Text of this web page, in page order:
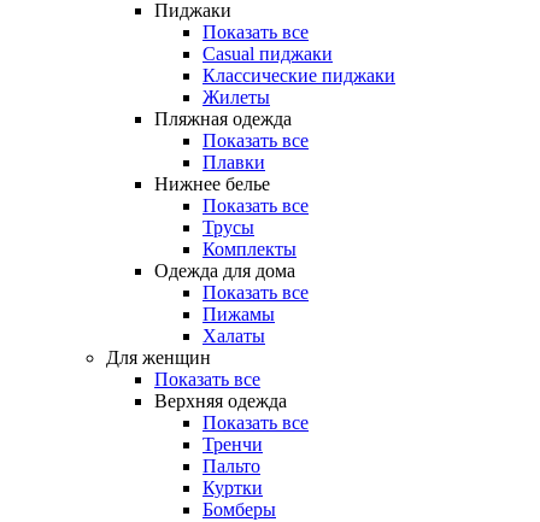
Пиджаки
Показать все
Casual пиджаки
Классические пиджаки
Жилеты
Пляжная одежда
Показать все
Плавки
Нижнее белье
Показать все
Трусы
Комплекты
Одежда для дома
Показать все
Пижамы
Халаты
Для женщин
Показать все
Верхняя одежда
Показать все
Тренчи
Пальто
Куртки
Бомберы